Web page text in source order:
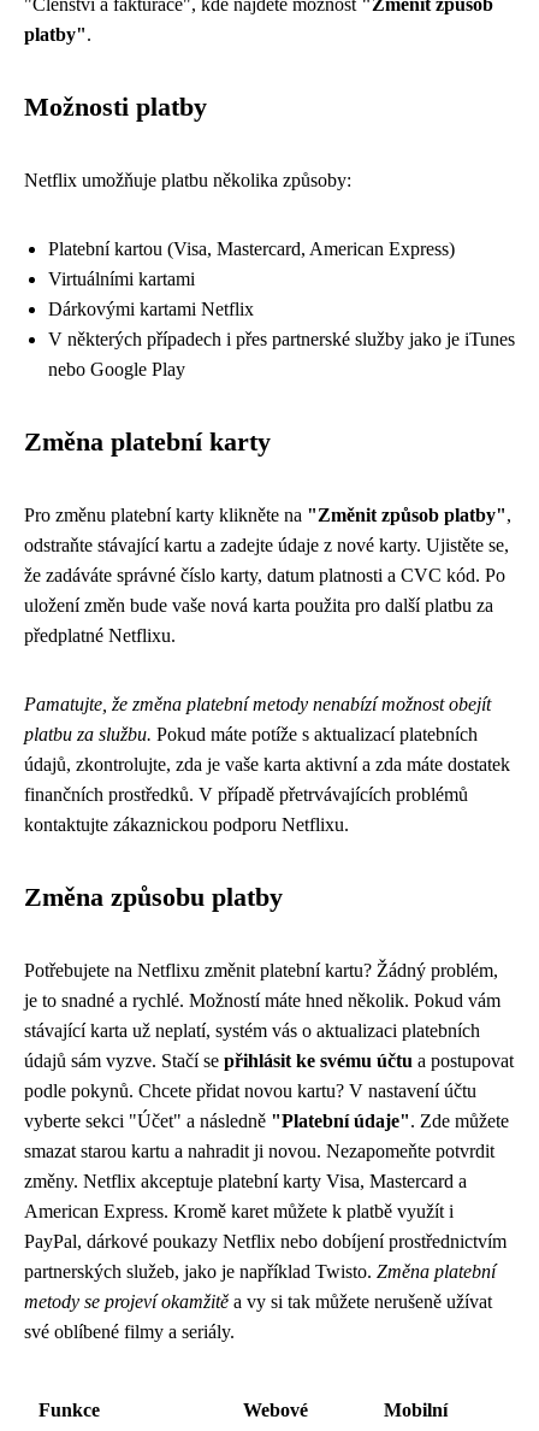
platby".
Možnosti platby
Netflix umožňuje platbu několika způsoby:
Platební kartou (Visa, Mastercard, American Express)
Virtuálními kartami
Dárkovými kartami Netflix
V některých případech i přes partnerské služby jako je iTunes
nebo Google Play
Změna platební karty
Pro změnu platební karty klikněte na "Změnit způsob platby",
odstraňte stávající kartu a zadejte údaje z nové karty. Ujistěte se,
že zadáváte správné číslo karty, datum platnosti a CVC kód. Po
uložení změn bude vaše nová karta použita pro další platbu za
předplatné Netflixu.
Pamatujte, že změna platební metody nenabízí možnost obejít
platbu za službu. Pokud máte potíže s aktualizací platebních
údajů, zkontrolujte, zda je vaše karta aktivní a zda máte dostatek
finančních prostředků. V případě přetrvávajících problémů
kontaktujte zákaznickou podporu Netflixu.
Změna způsobu platby
Potřebujete na Netflixu změnit platební kartu? Žádný problém,
je to snadné a rychlé. Možností máte hned několik. Pokud vám
stávající karta už neplatí, systém vás o aktualizaci platebních
údajů sám vyzve. Stačí se přihlásit ke svému účtu a postupovat
podle pokynů. Chcete přidat novou kartu? V nastavení účtu
vyberte sekci "Účet" a následně "Platební údaje". Zde můžete
smazat starou kartu a nahradit ji novou. Nezapomeňte potvrdit
změny. Netflix akceptuje platební karty Visa, Mastercard a
American Express. Kromě karet můžete k platbě využít i
PayPal, dárkové poukazy Netflix nebo dobíjení prostřednictvím
partnerských služeb, jako je například Twisto. Změna platební
metody se projeví okamžitě a vy si tak můžete nerušeně užívat
své oblíbené filmy a seriály.
Funkce
Webové
Mobilní